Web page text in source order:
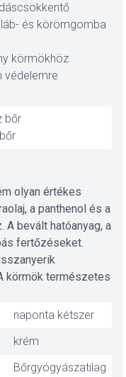
és körömgomba
körmökhöz
védelemre
bőr
olyan értékes
a panthenol és a
bevált hatóanyag, a
fertőzéseket.
körmök természetes
naponta kétszer
krém
Bőrgyógyászatilag